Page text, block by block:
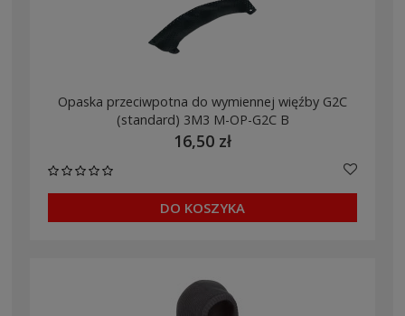
Opaska przeciwpotna do wymiennej więźby G2C
(standard) 3M3 M-OP-G2C B
16,50 zł
DO KOSZYKA